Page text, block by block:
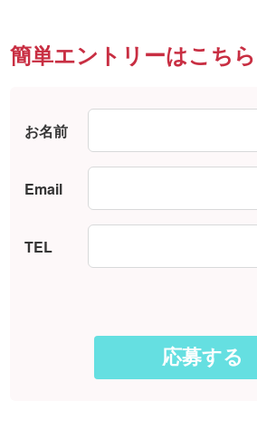
簡単エントリーはこちら
お名前
Email
TEL